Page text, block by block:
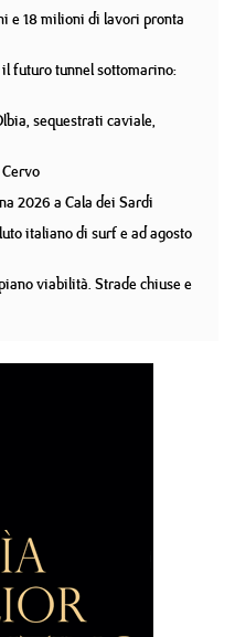
e 18 milioni di lavori pronta
futuro tunnel sottomarino:
sequestrati caviale,
2026 a Cala dei Sardi
italiano di surf e ad agosto
viabilità. Strade chiuse e